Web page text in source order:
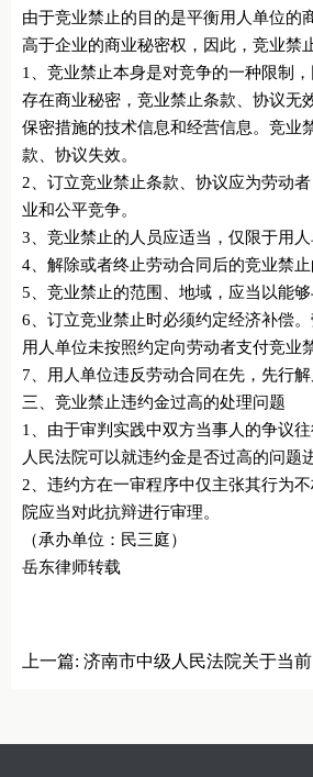
由于竞业禁止的目的是平衡用人单位的
高于企业的商业秘密权，因此，竞业禁
1、竞业禁止本身是对竞争的一种限制
存在商业秘密，竞业禁止条款、协议无
保密措施的技术信息和经营信息。竞业
款、协议失效。
2、订立竞业禁止条款、协议应为劳动
业和公平竞争。
3、竞业禁止的人员应适当，仅限于用
4、解除或者终止劳动合同后的竞业禁
5、竞业禁止的范围、地域，应当以能
6、订立竞业禁止时必须约定经济补偿
用人单位未按照约定向劳动者支付竞业
7、用人单位违反劳动合同在先，先行
三、竞业禁止违约金过高的处理问题
1、由于审判实践中双方当事人的争议
人民法院可以就违约金是否过高的问题
2、违约方在一审程序中仅主张其行为
院应当对此抗辩进行审理。
（承办单位：民三庭）
岳东律师转载
上一篇: 济南市中级人民法院关于当